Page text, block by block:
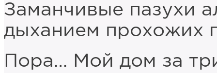
Заманчивые пазухи
дыханием прохожих
Пора… Мой дом за